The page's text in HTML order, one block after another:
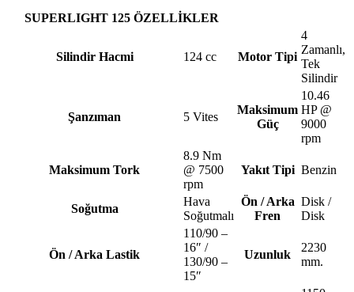
SUPERLIGHT 125 ÖZELLİKLER
Silindir Hacmi 124 cc Motor Tipi
4
Zamanlı,
Tek
Silindir
Şanzıman 5 Vites
Maksimum
Güç
10.46
HP @
9000
rpm
Maksimum Tork
8.9 Nm
@ 7500
rpm
Yakıt Tipi Benzin
Soğutma
Hava
Soğutmalı
Ön / Arka
Fren
Disk /
Disk
Ön / Arka Lastik
110/90 –
16″ /
130/90 –
15″
Uzunluk
2230
mm.